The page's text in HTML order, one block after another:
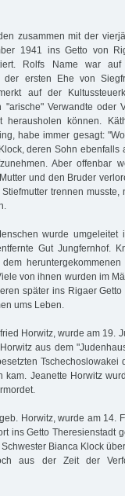
zusammen mit der
1941 ins Getto von
Rolfs Name war auf
ersten Ehe von
auf der
Verwandte oder
können.
habe immer gesagt:
deren Sohn ebenfalls
Aber offenbar
und den Bruder
trennen musste,
wurde umgeleitet
Gut Jungfernhof.
von ihnen wurden im
später ins Rigaer Getto
ums Leben.
Horwitz, wurde am 19.
aus dem
Tschechoslowakei
kam. Jeanette Horwitz
Horwitz, wurde am 14.
ins Getto Theresienstadt
Bianca Klock
aus der Zeit der